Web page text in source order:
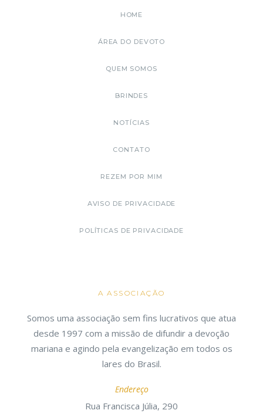
HOME
ÁREA DO DEVOTO
QUEM SOMOS
BRINDES
NOTÍCIAS
CONTATO
REZEM POR MIM
AVISO DE PRIVACIDADE
POLÍTICAS DE PRIVACIDADE
A ASSOCIAÇÃO
Somos uma associação sem fins lucrativos que atua
desde 1997 com a missão de difundir a devoção
mariana e agindo pela evangelização em todos os
lares do Brasil.
Endereço
Rua Francisca Júlia, 290